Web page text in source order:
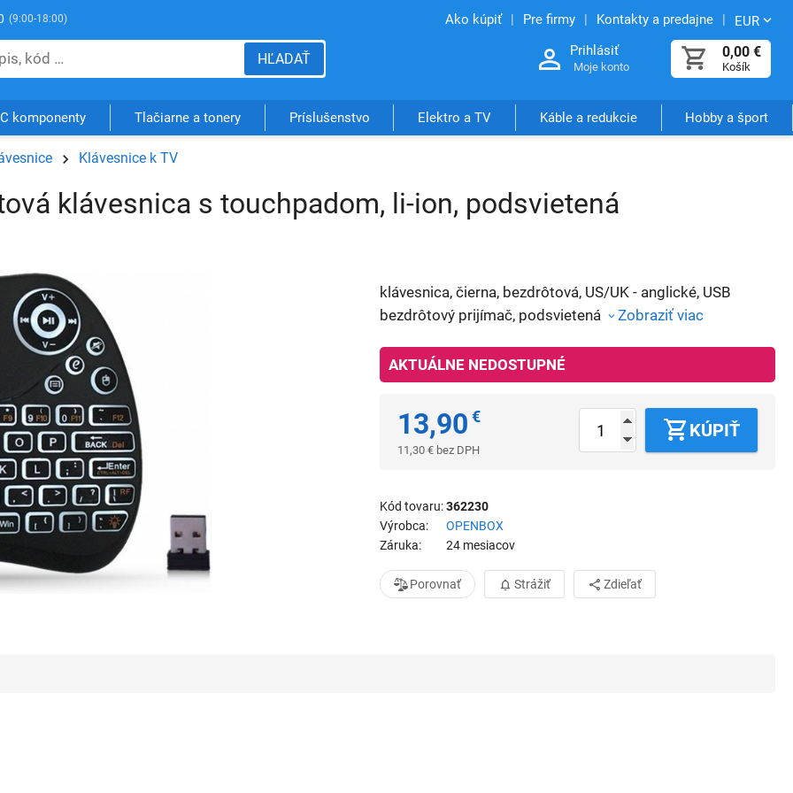
(9:00-18:00) Ako kúpiť Pre firmy Kontakty a predajne EUR
0,00 €
Košík
Prihlásiť
Moje konto
HĽADAŤ
komponenty Tlačiarne a tonery Príslušenstvo Elektro a TV Káble a redukcie Hobby a šport
Klávesnice k TV
klávesnica s touchpadom, li-ion, podsvietená
klávesnica, čierna, bezdrôtová, US/UK - anglické, USB
bezdrôtový prijímač, podsvietená
Zobraziť viac
AKTUÁLNE NEDOSTUPNÉ
13,90 €
11,30 € bez DPH
KÚPIŤ
Kód tovaru 362230
Výrobca
OPENBOX
Záruka
24 mesiacov
Porovnať Strážiť Zdieľať